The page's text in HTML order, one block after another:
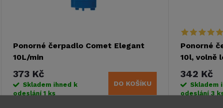
d
Ponorné čerpadlo Comet Elegant
10L/min
373 Kč
Skladem ihned k
odeslání1 ks
DO KOŠÍKU
Ponorné
10l, volně
342 Kč
Skladem
odeslání3